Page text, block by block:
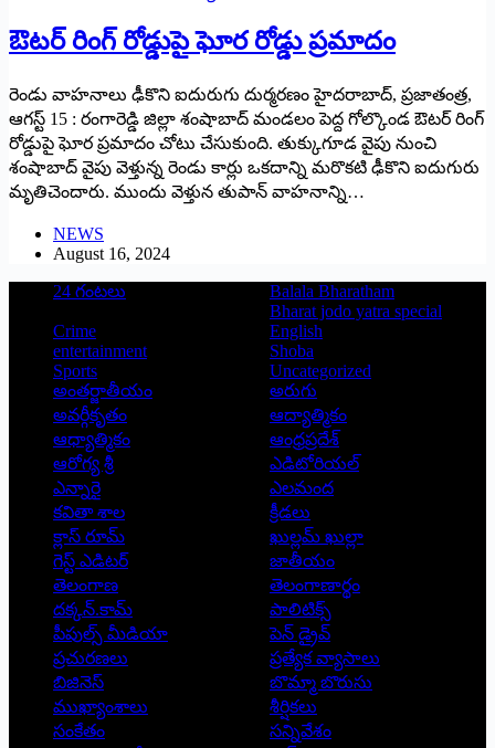
ఔటర్‌ ‌రింగ్‌ ‌రోడ్డుపై ఘోర రోడ్డు ప్రమాదం
రెండు వాహనాలు ఢీకొని ఐదురుగు దుర్మరణం హైదరాబాద్‌, ‌ప్రజాతంత్ర,
ఆగస్ట్ 15 : ‌రంగారెడ్డి జిల్లా శంషాబాద్‌ ‌మండలం పెద్ద గోల్కొండ ఔటర్‌ ‌రింగ్‌
‌రోడ్డుపై ఘోర ప్రమాదం చోటు చేసుకుంది. తుక్కుగూడ వైపు నుంచి
శంషాబాద్‌ ‌వైపు వెళ్తున్న రెండు కార్లు ఒకదాన్ని మరొకటి ఢీకొని ఐదుగురు
మృతిచెందారు. ముందు వెళ్తున తుపాన్‌ ‌వాహనాన్ని…
NEWS
August 16, 2024
24 గంటలు
Balala Bharatham
Bharat jodo yatra special
Crime
English
entertainment
Shoba
Sports
Uncategorized
అంతర్జాతీయం
అరుగు
అవర్గీకృతం
ఆద్యాత్మికం
ఆధ్యాత్మికం
ఆంధ్రప్రదేశ్
ఆరోగ్య శ్రీ
ఎడిటోరియల్
ఎన్నారై
ఎలమంద
కవితా శాల
క్రీడలు
క్లాస్ రూమ్
ఖుల్లమ్ ఖుల్లా
గెస్ట్ ఎడిటర్
జాతీయం
తెలంగాణ
తెలంగాణార్థం
దక్కన్.కామ్
పాలిటిక్స్
పీపుల్స్ ‌మీడియా
పెన్ డ్రైవ్
ప్రచురణలు
ప్రత్యేక వ్యాసాలు
బిజినెస్
బొమ్మా బొరుసు
ముఖ్యాంశాలు
శీర్షికలు
సంకేతం
సన్నివేశం